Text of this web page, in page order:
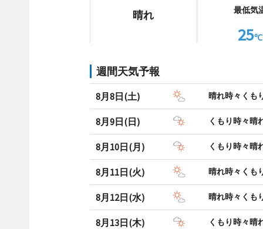
晴れ 最低気
25℃
週間天気予報
8月8日(土) 晴れ時々くも
8月9日(日) くもり時々晴
8月10日(月) くもり時々晴
8月11日(火) 晴れ時々くも
8月12日(水) 晴れ時々くも
8月13日(木) くもり時々晴